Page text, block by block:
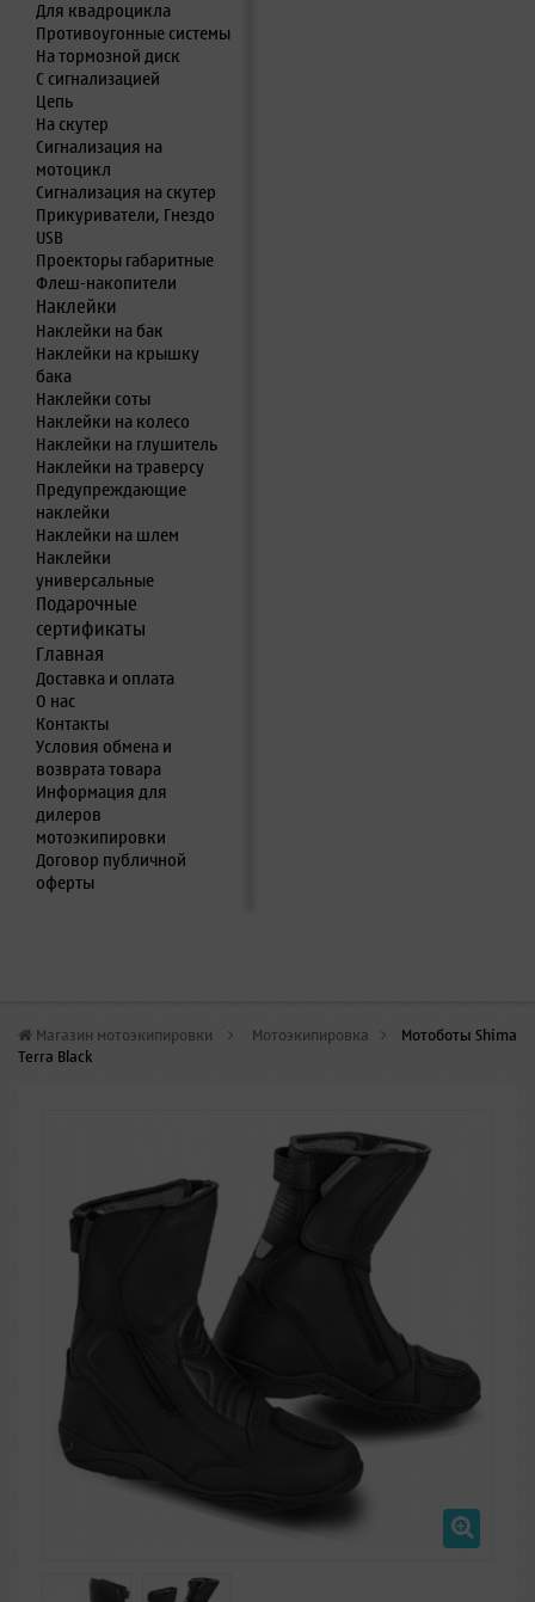
Для квадроцикла
Противоугонные системы
На тормозной диск
С сигнализацией
Цепь
На скутер
Сигнализация на
мотоцикл
Сигнализация на скутер
Прикуриватели, Гнездо
USB
Проекторы габаритные
Флеш-накопители
Наклейки
Наклейки на бак
Наклейки на крышку
бака
Наклейки соты
Наклейки на колесо
Наклейки на глушитель
Наклейки на траверсу
Предупреждающие
наклейки
Наклейки на шлем
Наклейки
универсальные
Подарочные
сертификаты
Главная
Доставка и оплата
О нас
Контакты
Условия обмена и
возврата товара
Информация для
дилеров
мотоэкипировки
Договор публичной
оферты
Магазин мотоэкипировки > Мотоэкипировка > Мотоботы Shima
Terra Black